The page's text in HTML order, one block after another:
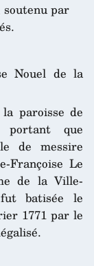
soutenu par
Nouel de la
paroisse de
portant que
de messire
Françoise Le
de la Ville-
batisée le
1771 par le